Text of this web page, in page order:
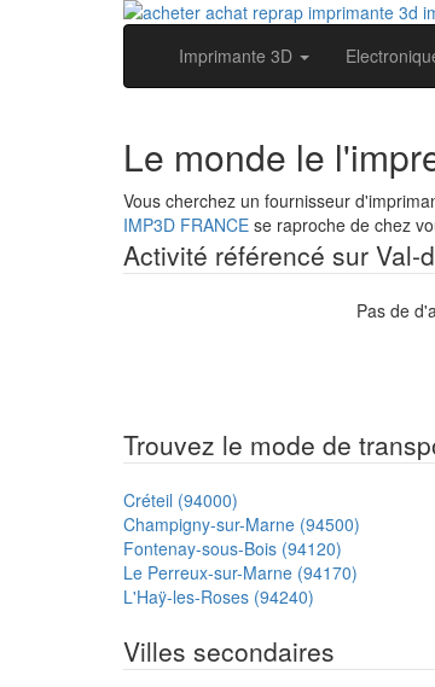
Imprimante 3D
Le monde le
Vous cherchez un fournisseur
IMP3D FRANCE se raproche de chez
Activité référencé sur Val-
Pas de
Trouvez le mode de
Créteil (94000)
Champigny-sur-Marne (94500)
Fontenay-sous-Bois (94120)
Le Perreux-sur-Marne (94170)
L'Haÿ-les-Roses (94240)
Villes secondaires